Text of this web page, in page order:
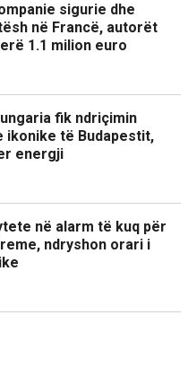
sigurie dhe
në Francë, autorët
1.1 milion euro
fik ndriçimin
ikonike të Budapestit,
energji
në alarm të kuq për
ndryshon orari i